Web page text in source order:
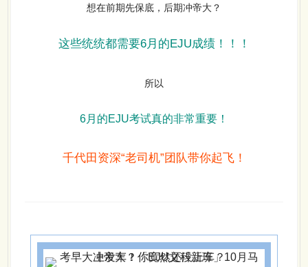
想在前期先保底，后期冲帝大？
这些统统都需要6月的EJU成绩！！！
所以
6月的EJU考试真的非常重要 ！
千代田资深“老司机”团队带你起飞！